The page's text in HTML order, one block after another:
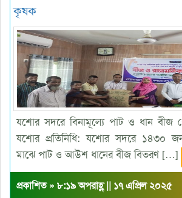
কৃষক
যশোর সদরে বিনামূল্যে পাট ও ধান
যশোর প্রতিনিধি: যশোর সদরে ১৪৩০ জন
মাঝে পাট ও আউশ ধানের বীজ বিতরণ […]
প্রকাশিত » ৮:১৯ অপরাহ্ণ || ১৭ এপ্রিল ২০২৫